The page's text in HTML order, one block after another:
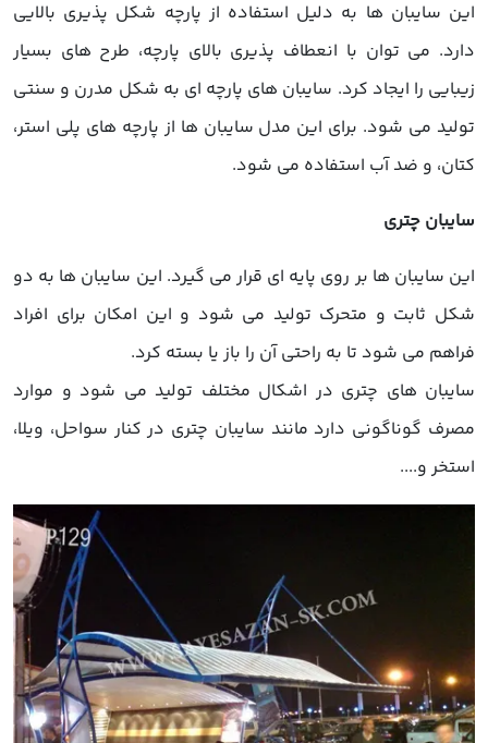
این سایبان ها به دلیل استفاده از پارچه شکل پذیری بالایی
دارد. می توان با انعطاف پذیری بالای پارچه، طرح های بسیار
زیبایی را ایجاد کرد. سایبان های پارچه ای به شکل مدرن و سنتی
تولید می شود. برای این مدل سایبان ها از پارچه های پلی استر،
کتان، و ضد آب استفاده می شود.
سایبان چتری
این سایبان ها بر روی پایه ای قرار می گیرد. این سایبان ها به دو
شکل ثابت و متحرک تولید می شود و این امکان برای افراد
فراهم می شود تا به راحتی آن را باز یا بسته کرد.
سایبان های چتری در اشکال مختلف تولید می شود و موارد
مصرف گوناگونی دارد مانند سایبان چتری در کنار سواحل، ویلا،
استخر و....